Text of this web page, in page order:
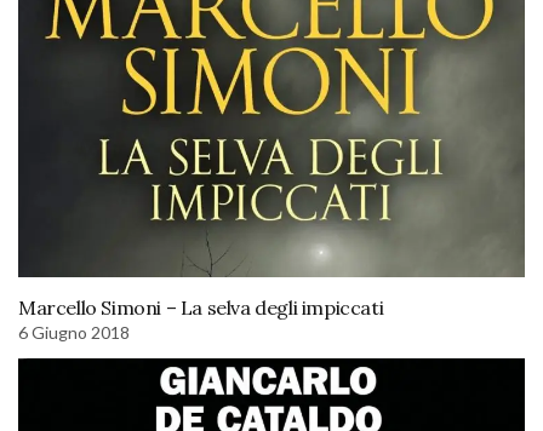
Marcello Simoni – La selva degli impiccati
6 Giugno 2018